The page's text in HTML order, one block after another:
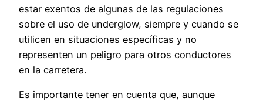
estar exentos de algunas de las regulaciones
sobre el uso de underglow, siempre y cuando se
utilicen en situaciones específicas y no
representen un peligro para otros conductores
en la carretera.
Es importante tener en cuenta que, aunque